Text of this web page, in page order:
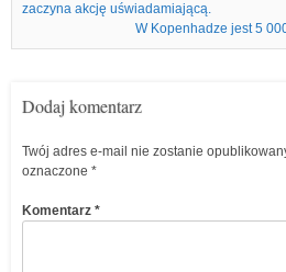
zaczyna akcję uświadamiającą.
W Kopenhadze jest 5
Dodaj komentarz
Twój adres e-mail nie zostanie
oznaczone *
Komentarz *